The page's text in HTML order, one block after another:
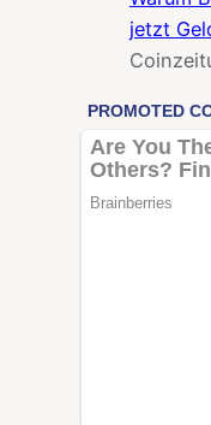
jetzt